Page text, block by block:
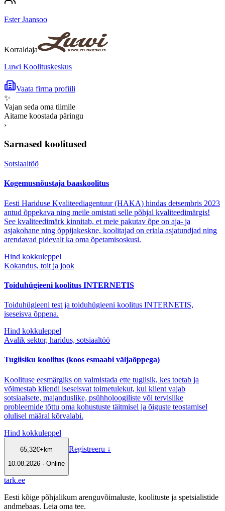
Ester Jaansoo
Korraldaja
Luwi Koolituskeskus
Vaata firma profiili
✨
Vajan seda oma tiimile
Aitame koostada päringu
›
Sarnased koolitused
Sotsiaaltöö
Kogemusnõustaja baaskoolitus
Eesti Hariduse Kvaliteediagentuur (HAKA) hindas detsembris 2023
antud õppekava ning meile omistati selle põhjal kvaliteedimärgis!
See kvaliteedimärk kinnitab, et meie pakutav õpe on aja- ja
asjakohane ning õppijakeskne, koolitajad on eriala asjatundjad ning
arendavad pidevalt ka oma õpetamisoskusi.
Hind kokkuleppel
Kokandus, toit ja jook
Toiduhügieeni koolitus INTERNETIS
Toiduhügieeni test ja toiduhügieeni koolitus INTERNETIS,
iseseisva õppena.
Hind kokkuleppel
Avalik sektor, haridus, sotsiaaltöö
Tugiisiku koolitus (koos esmaabi väljaõppega)
Koolituse eesmärgiks on valmistada ette tugiisik, kes toetab ja
võimestab kliendi iseseisvat toimetulekut, kui klient vajab
sotsiaalsete, majanduslike, psühholoogiliste või tervislike
probleemide tõttu oma kohustuste täitmisel ja õiguste teostamisel
olulisel määral kõrvalabi.
Hind kokkuleppel
65,32€+km
10.08.2026 · Online
Registreeru ↓
tark.ee
Eesti kõige põhjalikum arenguvõimaluste, koolituste ja spetsialistide
andmebaas. Leia oma tee.